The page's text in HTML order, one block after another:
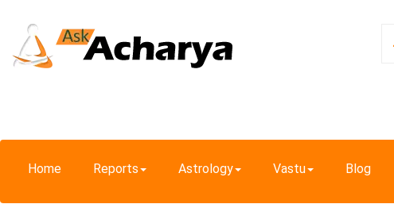
Home Reports Astrology Vastu Blog